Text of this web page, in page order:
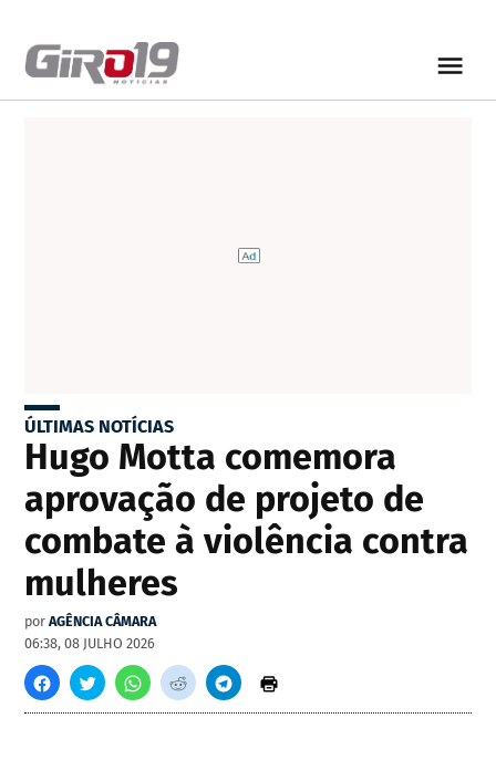
ÚLTIMAS NOTÍCIAS
Hugo Motta comemora
aprovação de projeto de
combate à violência contra
mulheres
por AGÊNCIA CÂMARA
06:38, 08 JULHO 2026